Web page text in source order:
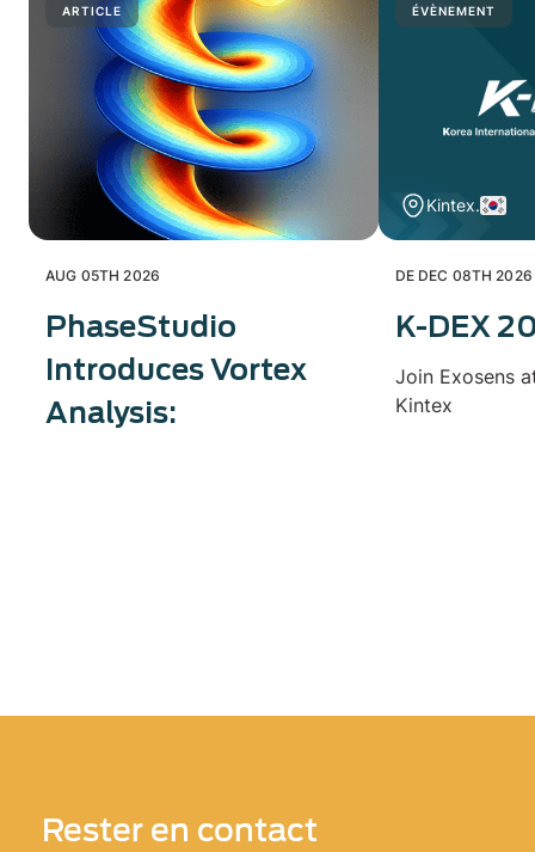
ARTICLE
AUG 05TH 2026
PhaseStudio
Introduces Vortex
Analysis:
ÉVÈNEMENT
Kintex.
DE DEC 08TH
K-DEX
Join Exosens
Kintex
Rester en contact